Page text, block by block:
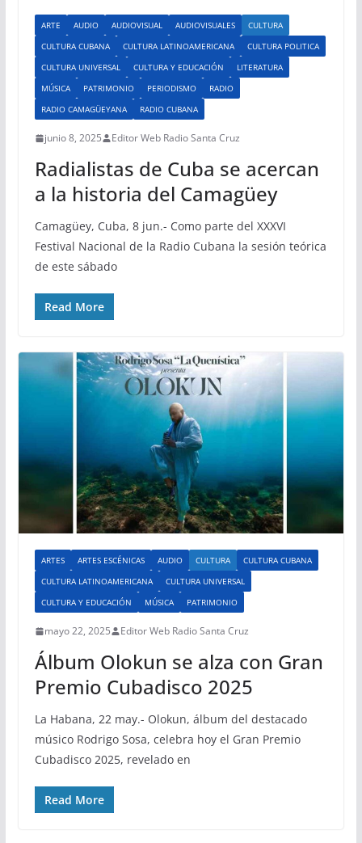
ARTE AUDIO AUDIOVISUAL AUDIOVISUALES
CULTURA
CULTURA CUBANA
CULTURA LATINOAMERICANA
CULTURA POLITICA
CULTURA UNIVERSAL
CULTURA Y EDUCACIÓN
LITERATURA
MÚSICA
PATRIMONIO PERIODISMO
RADIO
RADIO CAMAGÜEYANA
RADIO CUBANA
junio 8, 2025 Editor Web Radio Santa Cruz
Radialistas de Cuba se acercan
a la historia del Camagüey
Camagüey, Cuba, 8 jun.- Como parte del XXXVI
Festival Nacional de la Radio Cubana la sesión teórica
de este sábado
Read More
ARTES ARTES ESCÉNICAS AUDIO CULTURA
CULTURA CUBANA
CULTURA LATINOAMERICANA
CULTURA UNIVERSAL
CULTURA Y EDUCACIÓN
MÚSICA PATRIMONIO
mayo 22, 2025 Editor Web Radio Santa Cruz
Álbum Olokun se alza con Gran
Premio Cubadisco 2025
La Habana, 22 may.- Olokun, álbum del destacado
músico Rodrigo Sosa, celebra hoy el Gran Premio
Cubadisco 2025, revelado en
Read More